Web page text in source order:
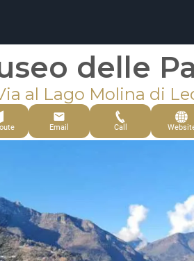
delle
al Lago Molina di
Email Call